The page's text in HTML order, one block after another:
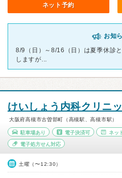
ネット予約
お知
8/9（日）～8/16（日）は夏季休診
しますが...
けいしょう内科クリニ
大阪府高槻市古曽部町（高槻駅、高槻市駅）
駐車場あり 電子決済可 ネッ
電子処方せん対応
土曜（〜12:30）